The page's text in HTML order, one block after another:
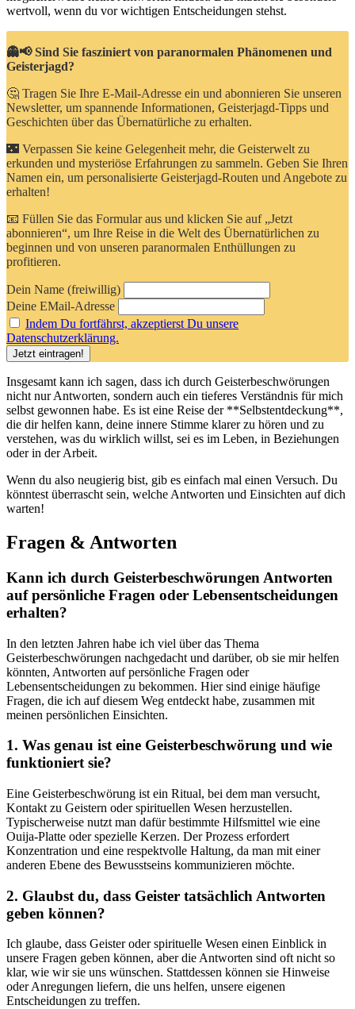
wertvoll, wenn du vor wichtigen Entscheidungen stehst.
👻📢 Sind Sie fasziniert von paranormalen Phänomenen und
Geisterjagd?
🤔 Tragen Sie Ihre E-Mail-Adresse ein und abonnieren Sie unseren
Newsletter, um spannende Informationen, Geisterjagd-Tipps und
Geschichten über das Übernatürliche zu erhalten.
🌃 Verpassen Sie keine Gelegenheit mehr, die Geisterwelt zu
erkunden und mysteriöse Erfahrungen zu sammeln. Geben Sie Ihren
Namen ein, um personalisierte Geisterjagd-Routen und Angebote zu
erhalten!
📧 Füllen Sie das Formular aus und klicken Sie auf „Jetzt
abonnieren“, um Ihre Reise in die Welt des Übernatürlichen zu
beginnen und von unseren paranormalen Enthüllungen zu
profitieren.
Dein Name (freiwillig)
Deine EMail-Adresse
Indem Du fortfährst, akzeptierst Du unsere
Datenschutzerklärung.
Insgesamt kann ich sagen, dass ich durch Geisterbeschwörungen⁣
nicht nur Antworten, sondern auch ein tieferes Verständnis für mich
selbst gewonnen habe. Es ist eine Reise ‌der **Selbstentdeckung**,
die dir⁢ helfen kann, deine innere Stimme klarer zu hören und zu
verstehen, was du wirklich willst, ‍sei es im Leben, in Beziehungen
oder in der Arbeit.
Wenn ⁢du also neugierig bist, gib es einfach mal​ einen Versuch. Du
könntest überrascht sein, welche Antworten und Einsichten auf dich
warten!
Fragen & Antworten
Kann ich durch Geisterbeschwörungen Antworten
auf persönliche Fragen oder Lebensentscheidungen
erhalten?
In den letzten Jahren habe ich viel⁣ über das Thema⁣
Geisterbeschwörungen nachgedacht und darüber, ob sie mir helfen
könnten, ​Antworten auf persönliche Fragen oder
Lebensentscheidungen​ zu bekommen. Hier sind einige häufige
Fragen, die ich auf diesem Weg entdeckt habe, zusammen​ mit
meinen ​persönlichen Einsichten.
1. Was genau ist eine Geisterbeschwörung und wie
funktioniert sie?
Eine Geisterbeschwörung ist ein Ritual, bei dem man versucht,
Kontakt‌ zu Geistern oder spirituellen Wesen herzustellen.
Typischerweise nutzt ‌man dafür‍ bestimmte Hilfsmittel wie eine⁢
Ouija-Platte oder spezielle ​Kerzen. Der Prozess erfordert
Konzentration und eine ⁣respektvolle Haltung, da man mit einer
anderen Ebene des Bewusstseins ​kommunizieren möchte.
2. ‍Glaubst du, dass Geister ‍tatsächlich Antworten
geben können?
Ich glaube, dass Geister oder spirituelle Wesen einen Einblick in
unsere Fragen geben können,⁤ aber⁤ die Antworten sind oft nicht so
klar, wie wir ‌sie uns wünschen. Stattdessen können sie⁤ Hinweise
oder ⁤Anregungen liefern, die uns​ helfen, ⁣unsere eigenen
Entscheidungen​ zu treffen.